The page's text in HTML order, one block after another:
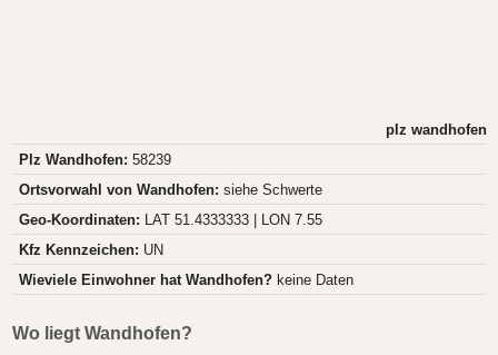
plz wandhofen
Plz Wandhofen: 58239
Ortsvorwahl von Wandhofen: siehe Schwerte
Geo-Koordinaten: LAT 51.4333333 | LON 7.55
Kfz Kennzeichen: UN
Wieviele Einwohner hat Wandhofen? keine Daten
Wo liegt Wandhofen?